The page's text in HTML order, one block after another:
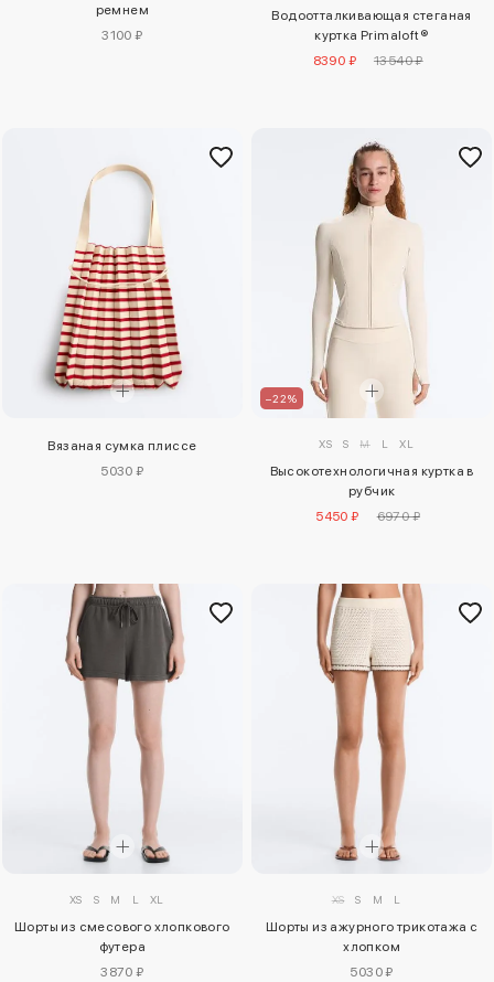
ремнем
3100 ₽
Водоотталкивающая стеганая
куртка Primaloft®
8390 ₽
13540 ₽
Вязаная сумка плиссе
5030 ₽
–22%
XS S M L XL
Высокотехнологичная куртка в
рубчик
5450 ₽
6970 ₽
XS S M L XL
Шорты из смесового хлопкового
футера
3870 ₽
XS S M L
Шорты из ажурного трикотажа с
хлопком
5030 ₽